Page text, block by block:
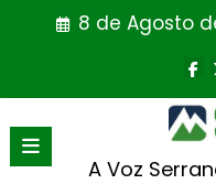
8 de Agosto
A Voz